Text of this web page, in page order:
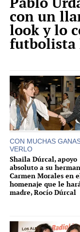
con un
look y lo
futbolista
CON MUCHAS
VERLO
Shaila Dúrcal, apoyo
absoluto a su
Carmen Morales en
homenaje que le
madre, Rocío Dúrcal